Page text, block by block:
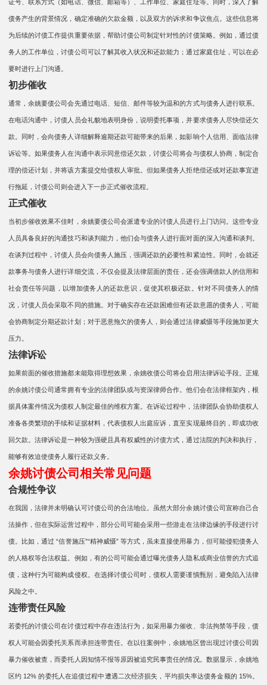
证号、联系方式（如电话、微信、邮箱等）、工作单位、家庭住址等。同时，深入了解
债务产生的背景情况，确定准确的欠款金额，以及双方的诉求和争议焦点。这些信息将
为后续的讨债工作提供重要依据，帮助讨债公司制定针对性的讨债策略。例如，通过债
务人的工作单位，讨债公司可以了解其收入状况和还款能力；通过家庭住址，可以在必
要时进行上门沟通。​​
初步催收
通常，余姚要债公司会先通过电话、短信、邮件等较为温和的方式与债务人进行联系。
在电话沟通中，讨债人员会礼貌地表明身份，说明委托事项，并要求债务人尽快偿还欠
款。同时，会向债务人详细解释逾期还款可能带来的后果，如影响个人信用、面临法律
诉讼等。如果债务人在沟通中表示同意偿还欠款，讨债公司将会与债权人协商，制定合
理的偿还计划，并将该方案提交给债权人审批。但如果债务人拒绝偿还或对还款事宜进
行拖延，讨债公司则会进入下一步正式催收流程。​​
正式催收
当初步催收效果不佳时，余姚要债公司会派遣专业的讨债人员进行上门访问。这些专业
人员具备良好的沟通技巧和谈判能力，他们会与债务人进行面对面的深入沟通和谈判。
在谈判过程中，讨债人员会向债务人施压，强调还款的必要性和紧迫性。同时，会就还
款事务与债务人进行详细交流，不仅会提及法律层面的责任，还会强调借款人的信用和
社会责任等问题，以增加债务人的还款意识，促使其积极还款。针对不同债务人的情
况，讨债人员会采取不同的措施。对于确实存在还款困难但有还款意愿的债务人，可能
会协商制定分期还款计划；对于恶意拖欠的债务人，则会通过法律威慑等手段施加更大
压力。​​
法律诉讼
如果前面的催收措施都未能取得理想效果，余姚收债公司将会启用法律诉讼手段。正规
的余姚讨债公司通常拥有专业的法律团队或与资深律师合作。他们会在法律框架内，根
据具体案件情况为债权人制定最佳的维权方案。在诉讼过程中，法律团队会协助债权人
准备各类繁琐的手续和证据材料，代表债权人出庭应诉，直至实现最终目的，即成功收
回欠款。法律诉讼是一种较为强硬且具有权威性的讨债方式，通过法院的判决和执行，
能够有效迫使债务人履行还款义务。
余姚讨债公司相关常见问题
合规性争议​​
在我国，法律并未明确认可讨债公司的合法地位。虽然大部分余姚讨债公司宣称自己合
法操作，但在实际运营过程中，部分公司可能会采用一些游走在法律边缘的手段进行讨
债。比如，通过 “信誉施压”“精神威慑” 等方式，虽未直接使用暴力，但可能侵犯债务人
的人格权等合法权益。例如，有的公司可能会通过曝光债务人隐私或商业信誉的方式追
债，这种行为可能构成侵权。在选择讨债公司时，债权人需要谨慎甄别，避免陷入法律
风险之中。​​
连带责任风险​​
若委托的讨债公司在讨债过程中存在违法行为，如采用暴力催收、非法拘禁等手段，债
权人可能会因委托关系而承担连带责任。在以往案例中，余姚地区曾出现过讨债公司因
暴力催收被查，而委托人因知情不报等原因被追究民事责任的情况。数据显示，余姚地
区约 12% 的委托人在追债过程中遭遇二次经济损失，平均损失率达债务金额的 15%。